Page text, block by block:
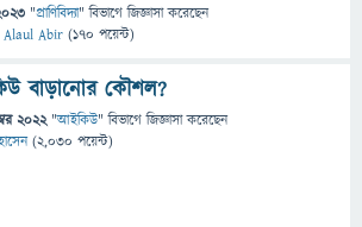
"প্রাণিবিদ্যা" বিভাগে জিজ্ঞাসাকরেছেন
Alaul Abir (170 পয়েন্ট)
বাড়ানোর কৌশল?
2022 "আইকিউ" বিভাগে জিজ্ঞাসাকরেছেন
(2,030 পয়েন্ট)